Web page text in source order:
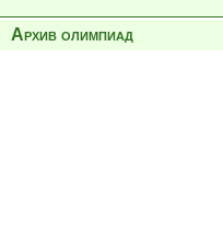
Архив олимпиад